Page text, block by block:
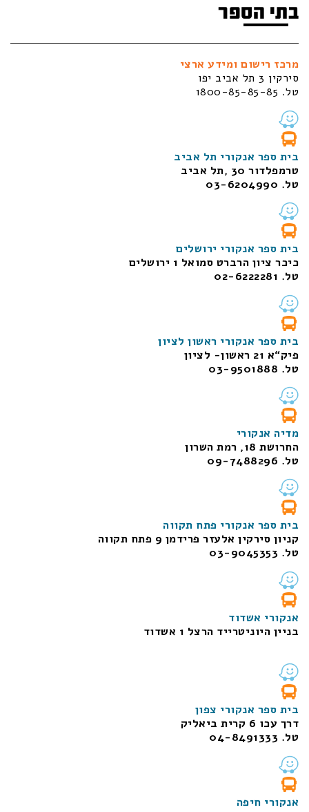
בתי הספר
מרכז רישום ומידע ארצי
סירקין 3 תל אביב יפו
טל. 1800-85-85-85
בית ספר אנקורי תל אביב
טרמפלדור 30 ,תל אביב
טל. 03-6204990
בית ספר אנקורי ירושלים
כיכר ציון הרברט סמואל 1
ירושלים
טל. 02-6222281
בית ספר אנקורי ראשון לציון
פיק“א 21 ראשון- לציון
טל. 03-9501888
מדיה אנקורי
החרושת 18, רמת השרון
טל. 09-7488296
בית ספר אנקורי פתח תקווה
קניון סירקין אלעזר פרידמן 9 פתח תקווה
טל. 03-9045353
אנקורי אשדוד
בניין היוניטרייד הרצל 1 אשדוד
בית ספר אנקורי צפון
דרך עכו 6 קרית ביאליק
טל. 04-8491333
אנקורי חיפה